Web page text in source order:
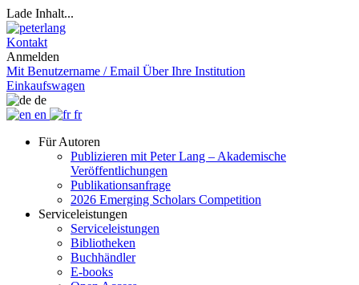
Lade Inhalt...
Kontakt
Anmelden
Mit Benutzername / Email Über Ihre Institution
Einkaufswagen
de
en
fr
Für Autoren
Publizieren mit Peter Lang – Akademische
Veröffentlichungen
Publikationsanfrage
2026 Emerging Scholars Competition
Serviceleistungen
Serviceleistungen
Bibliotheken
Buchhändler
E-books